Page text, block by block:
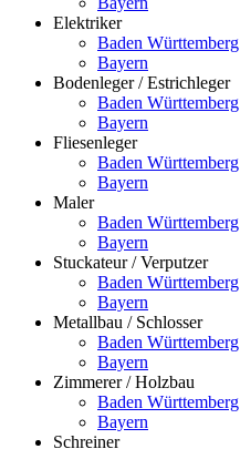
Elektriker
Baden Württemberg
Bayern
Bodenleger / Estrichleger
Baden Württemberg
Bayern
Fliesenleger
Baden Württemberg
Bayern
Maler
Baden Württemberg
Bayern
Stuckateur / Verputzer
Baden Württemberg
Bayern
Metallbau / Schlosser
Baden Württemberg
Bayern
Zimmerer / Holzbau
Baden Württemberg
Bayern
Schreiner